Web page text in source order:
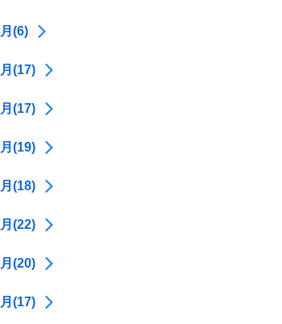
(6)
(17)
(17)
(19)
(18)
(22)
(20)
(17)